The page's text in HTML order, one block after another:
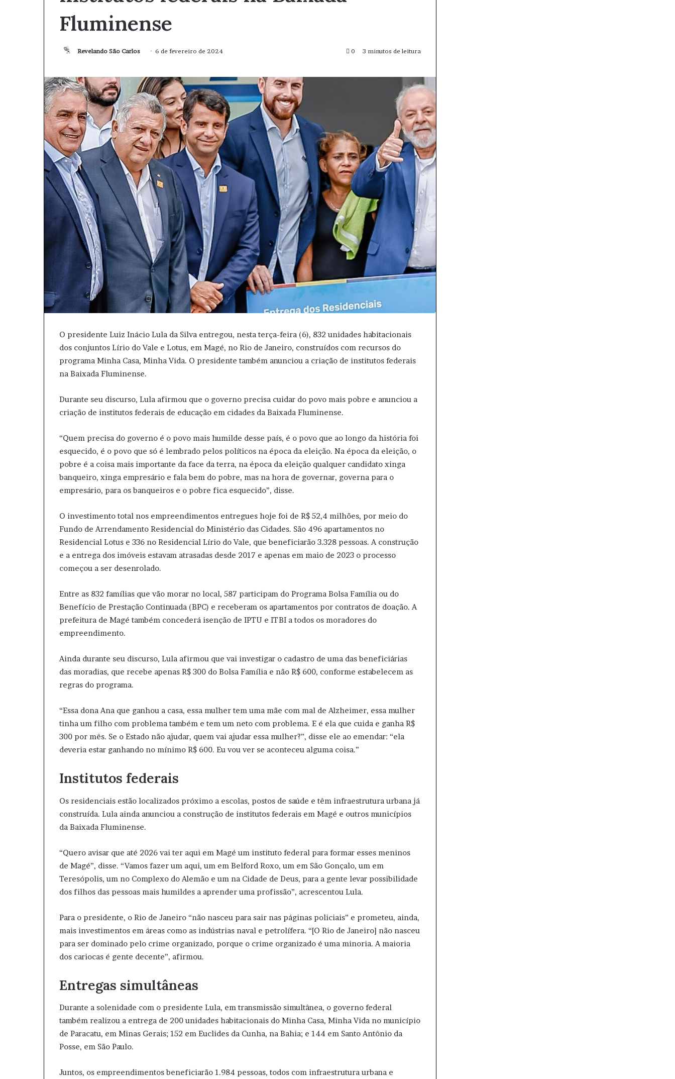
Fluminense
Revelando São Carlos
d
e
u
m
e
-
m
a
i
6 de fevereiro de 2024 0 3 minutos de leitura
O presidente Luiz Inácio Lula da Silva entregou, nesta terça-feira (6), 832 unidades habitacionais
dos conjuntos Lírio do Vale e Lotus, em Magé, no Rio de Janeiro, construídos com recursos do
programa Minha Casa, Minha Vida. O presidente também anunciou a criação de institutos federais
na Baixada Fluminense.
Durante seu discurso, Lula afirmou que o governo precisa cuidar do povo mais pobre e anunciou a
criação de institutos federais de educação em cidades da Baixada Fluminense.
“Quem precisa do governo é o povo mais humilde desse país, é o povo que ao longo da história foi
esquecido, é o povo que só é lembrado pelos políticos na época da eleição. Na época da eleição, o
pobre é a coisa mais importante da face da terra, na época da eleição qualquer candidato xinga
banqueiro, xinga empresário e fala bem do pobre, mas na hora de governar, governa para o
empresário, para os banqueiros e o pobre fica esquecido”, disse.
O investimento total nos empreendimentos entregues hoje foi de R$ 52,4 milhões, por meio do
Fundo de Arrendamento Residencial do Ministério das Cidades. São 496 apartamentos no
Residencial Lotus e 336 no Residencial Lírio do Vale, que beneficiarão 3.328 pessoas. A construção
e a entrega dos imóveis estavam atrasadas desde 2017 e apenas em maio de 2023 o processo
começou a ser desenrolado.
Entre as 832 famílias que vão morar no local, 587 participam do Programa Bolsa Família ou do
Benefício de Prestação Continuada (BPC) e receberam os apartamentos por contratos de doação. A
prefeitura de Magé também concederá isenção de IPTU e ITBI a todos os moradores do
empreendimento.
Ainda durante seu discurso, Lula afirmou que vai investigar o cadastro de uma das beneficiárias
das moradias, que recebe apenas R$ 300 do Bolsa Família e não R$ 600, conforme estabelecem as
regras do programa.
“Essa dona Ana que ganhou a casa, essa mulher tem uma mãe com mal de Alzheimer, essa mulher
tinha um filho com problema também e tem um neto com problema. E é ela que cuida e ganha R$
300 por mês. Se o Estado não ajudar, quem vai ajudar essa mulher?”, disse ele ao emendar: “ela
deveria estar ganhando no mínimo R$ 600. Eu vou ver se aconteceu alguma coisa.”
Institutos federais
Os residenciais estão localizados próximo a escolas, postos de saúde e têm infraestrutura urbana já
construída. Lula ainda anunciou a construção de institutos federais em Magé e outros municípios
da Baixada Fluminense.
“Quero avisar que até 2026 vai ter aqui em Magé um instituto federal para formar esses meninos
de Magé”, disse. “Vamos fazer um aqui, um em Belford Roxo, um em São Gonçalo, um em
Teresópolis, um no Complexo do Alemão e um na Cidade de Deus, para a gente levar possibilidade
dos filhos das pessoas mais humildes a aprender uma profissão”, acrescentou Lula.
Para o presidente, o Rio de Janeiro “não nasceu para sair nas páginas policiais” e prometeu, ainda,
mais investimentos em áreas como as indústrias naval e petrolífera. “[O Rio de Janeiro] não nasceu
para ser dominado pelo crime organizado, porque o crime organizado é uma minoria. A maioria
dos cariocas é gente decente”, afirmou.
Entregas simultâneas
Durante a solenidade com o presidente Lula, em transmissão simultânea, o governo federal
também realizou a entrega de 200 unidades habitacionais do Minha Casa, Minha Vida no município
de Paracatu, em Minas Gerais; 152 em Euclides da Cunha, na Bahia; e 144 em Santo Antônio da
Posse, em São Paulo.
Juntos, os empreendimentos beneficiarão 1.984 pessoas, todos com infraestrutura urbana e